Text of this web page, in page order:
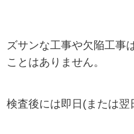
ズサンな工事や欠陥工事
ことはありません。
検査後には即日(または翌